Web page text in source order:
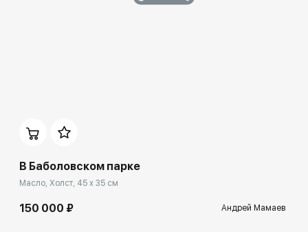
В Баболовском парке
Масло, Холст, 45 x 35 см
150 000 ₽ Андрей Мамаев